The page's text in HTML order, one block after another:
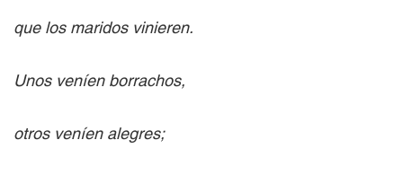
que los maridos vinieren.
Unos veníen borrachos,
otros veníen alegres;